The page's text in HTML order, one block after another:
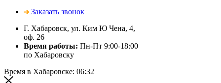
Заказать звонок
Г. Хабаровск, ул. Ким Ю Чена, 4,
оф. 26
Время работы: Пн-Пт 9:00-18:00
по Хабаровску
Время в Хабаровске: 06:32